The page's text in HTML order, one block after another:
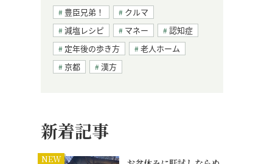
豊臣兄弟！
クルマ
減塩レシピ
マネー
認知症
定年後の歩き方
老人ホーム
京都
漢方
新着記事
NEW